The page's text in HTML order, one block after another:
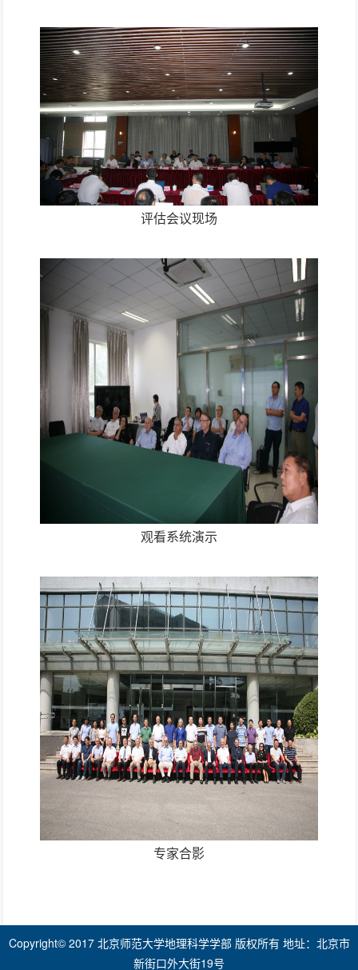
评估会议现场
观看系统演示
专家合影
Copyright© 2017 北京师范大学地理科学学部 版权所有 地址：北京市
新街口外大街19号